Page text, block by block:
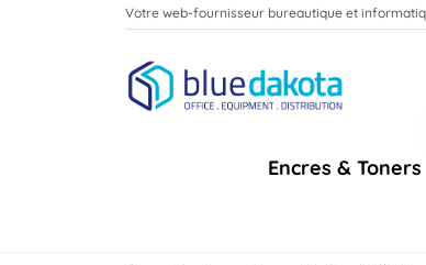
Votre web-fournisseur bureautique et
Encres & Toners